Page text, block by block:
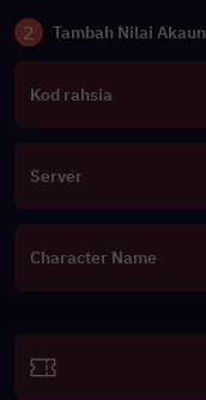
2 Tambah Nilai Akaun
Kod rahsia
Server
Character Name